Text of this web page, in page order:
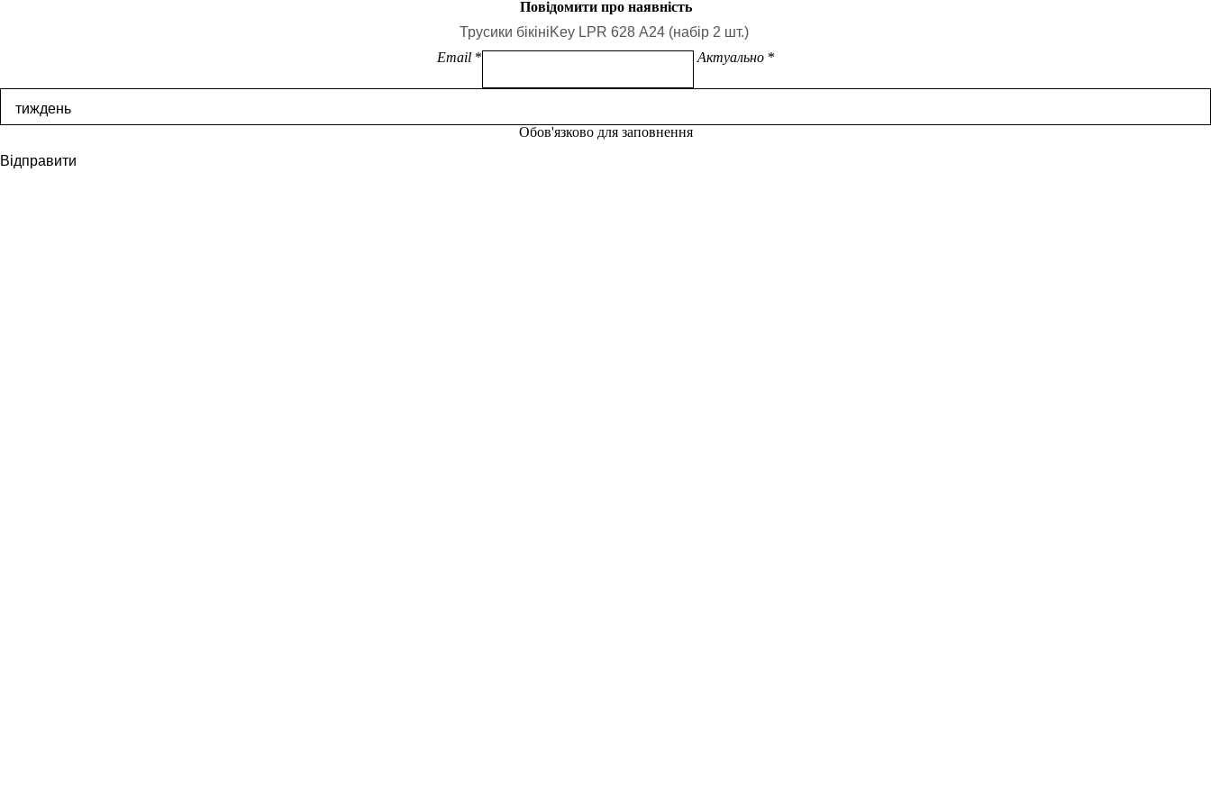
Повідомити про наявність
Email Актуально
Обов'язково для заповнення
Відправити